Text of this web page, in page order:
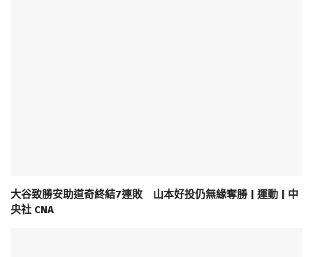
大谷致勝安助道奇終結7連敗 山本好投仍無緣奪勝 | 運動 | 中
央社 CNA